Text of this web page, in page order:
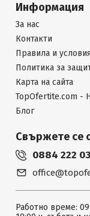
Информация
За нас
Контакти
Правила и
Политика за
Карта на сайта
TopOfertite.com -
Блог
Свържете се
0884 222
Работно време: